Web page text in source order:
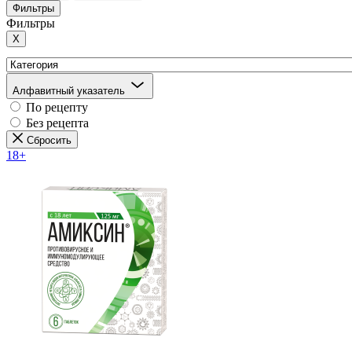
Фильтры
Фильтры
X
Алфавитный указатель
По рецепту
Без рецепта
Сбросить
18+